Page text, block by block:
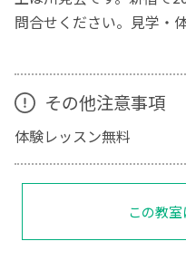
問合せください。見学・
その他注意事項
体験レッスン無料
この教